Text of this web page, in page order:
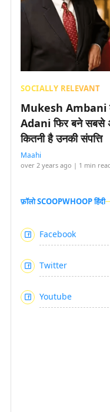
SOCIALLY RELEVANT
Mukesh Ambani
Adani फिर बने सबसे
कितनी है उनकी संपत्ति
Maahi
over 2 years ago | 1 min
फ़ॉलो SCOOPWHOOP हिंदी
Facebook
Twitter
Youtube